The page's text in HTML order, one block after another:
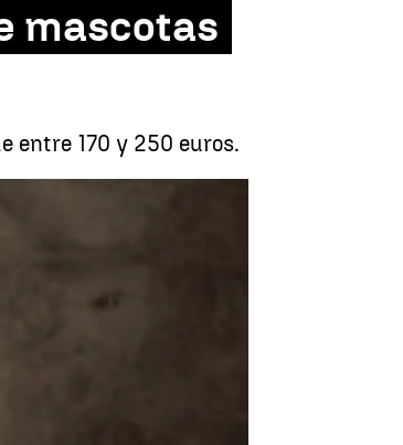
mascotas
entre 170 y 250 euros.